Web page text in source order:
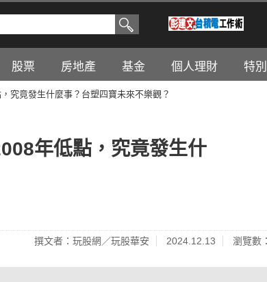
股票 房地產 基金 個人理財 特
究竟發生什麼事？台塑四寶未來不樂觀？
年低點，究竟發生什
撰文者：玩股網／玩股華安 2024.12.13 瀏覽數